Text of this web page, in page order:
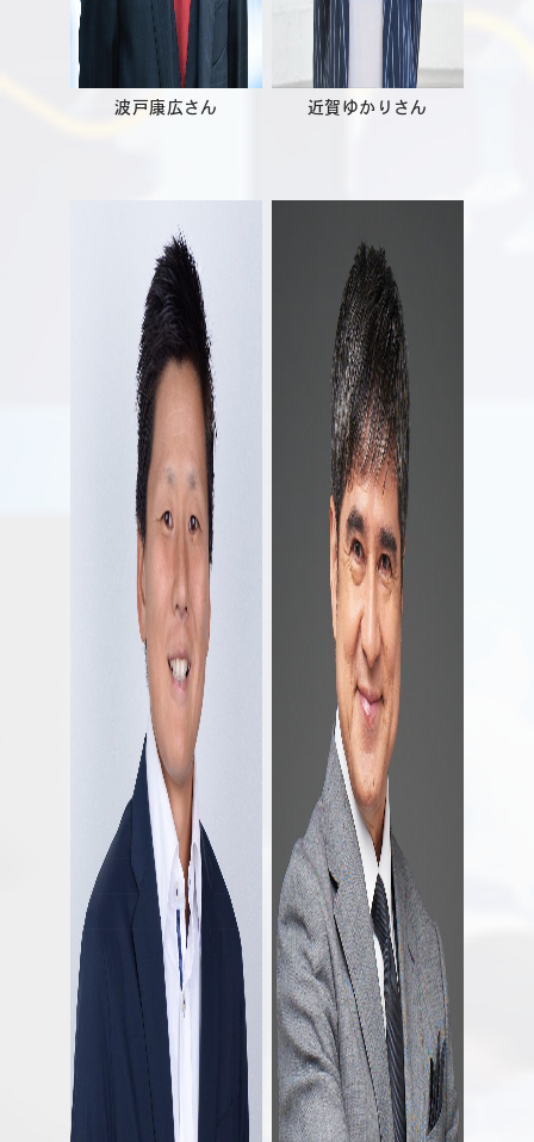
波戸康広さん 近賀ゆかりさん